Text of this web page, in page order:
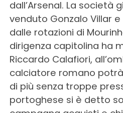
dall’Arsenal. La società
venduto Gonzalo Villar
dalle rotazioni di
dirigenza capitolina ha
Riccardo Calafiori,
calciatore romano
di più senza troppe
portoghese si è detto